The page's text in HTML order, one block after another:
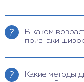
В каком
признаки
Первые
включают
Какие методы